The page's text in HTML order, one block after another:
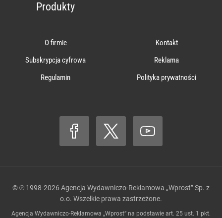
Produkty
O firmie
Kontakt
Subskrypcja cyfrowa
Reklama
Regulamin
Polityka prywatności
© ℗ 1998-2026 Agencja Wydawniczo-Reklamowa „Wprost” Sp. z
o.o. Wszelkie prawa zastrzeżone.
Agencja Wydawniczo-Reklamowa „Wprost” na podstawie art. 25 ust. 1 pkt.